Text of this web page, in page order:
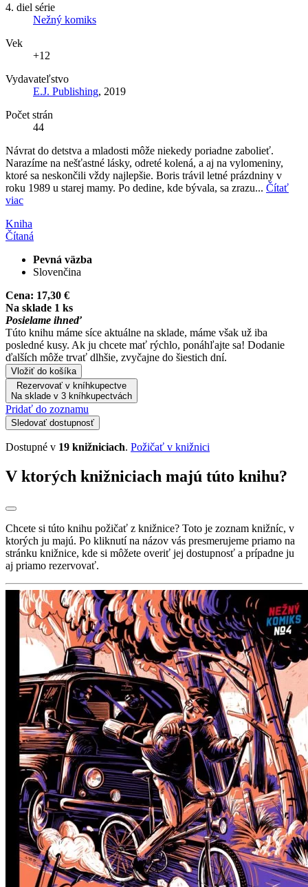
4. diel série
Nežný komiks
Vek
+12
Vydavateľstvo
E.J. Publishing, 2019
Počet strán
44
Návrat do detstva a mladosti môže niekedy poriadne zabolieť.
Narazíme na nešťastné lásky, odreté kolená, a aj na vylomeniny,
ktoré sa neskončili vždy najlepšie. Boris trávil letné prázdniny v
roku 1989 u starej mamy. Po dedine, kde bývala, sa zrazu... Čítať
viac
Kniha
Čítaná
Pevná väzba
Slovenčina
Cena: 17,30 €
Na sklade 1 ks
Posielame ihneď
Túto knihu máme síce aktuálne na sklade, máme však už iba
posledné kusy. Ak ju chcete mať rýchlo, ponáhľajte sa! Dodanie
ďalších môže trvať dlhšie, zvyčajne do šiestich dní.
Vložiť do košíka
Rezervovať v kníhkupectve
Na sklade v 3 kníhkupectvách
Pridať do zoznamu
Sledovať dostupnosť
Dostupné v 19 knižniciach. Požičať v knižnici
V ktorých knižniciach majú túto knihu?
Chcete si túto knihu požičať z knižnice? Toto je zoznam knižníc, v
ktorých ju majú. Po kliknutí na názov vás presmerujeme priamo na
stránku knižnice, kde si môžete overiť jej dostupnosť a prípadne ju
aj priamo rezervovať.